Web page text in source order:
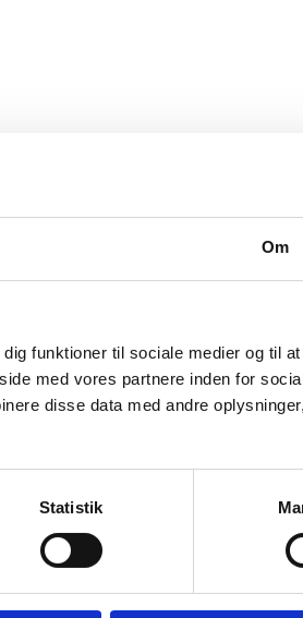
Om
funktioner til sociale medier og til
med vores partnere inden for
disse data med andre
Statistik
og autonome maskiner
bedre sammen. Ved at koble